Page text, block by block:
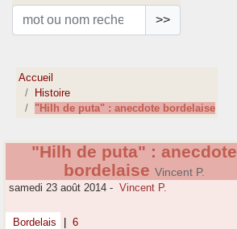
>>
Accueil
Histoire
"Hilh de puta" : anecdote bordelaise
"Hilh de puta" : anecdote
bordelaise Vincent P.
samedi 23 août 2014 - Vincent P.
Bordelais 6